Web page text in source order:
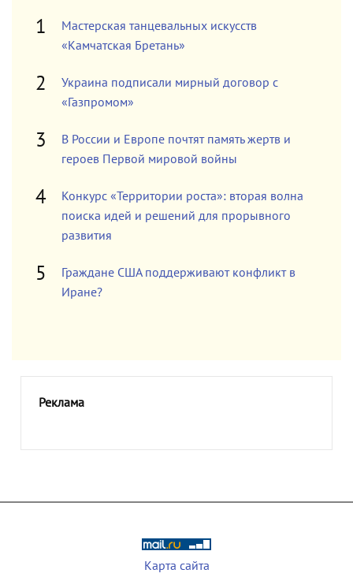
Мастерская танцевальных искусств
«Камчатская Бретань»
Украина подписали мирный договор с
«Газпромом»
В России и Европе почтят память жертв и
героев Первой мировой войны
Конкурс «Территории роста»: вторая волна
поиска идей и решений для прорывного
развития
Граждане США поддерживают конфликт в
Иране?
Реклама
Карта сайта